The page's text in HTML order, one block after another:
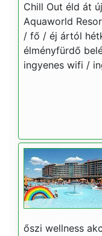
Chill Out éld át
Aquaworld
/ fő / éj ártól
élményfürdő
ingyenes wifi /
őszi wellness